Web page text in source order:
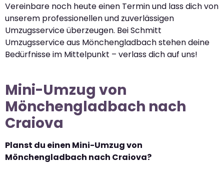
Vereinbare noch heute einen Termin und lass dich von
unserem professionellen und zuverlässigen
Umzugsservice überzeugen. Bei Schmitt
Umzugsservice aus Mönchengladbach stehen deine
Bedürfnisse im Mittelpunkt – verlass dich auf uns!
Mini-Umzug von
Mönchengladbach nach
Craiova
Planst du einen Mini-Umzug von
Mönchengladbach nach Craiova?